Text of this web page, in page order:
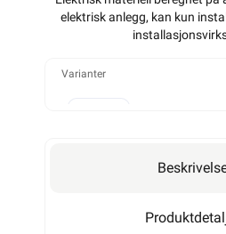
1200W
elektrisk anlegg, kan kun
Varianter
170W